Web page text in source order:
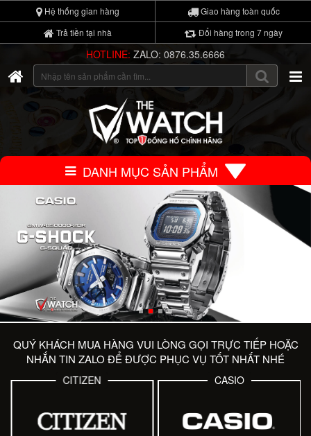
Hệ thống gian hàng
Giao hàng toàn quốc
Trả tiền tại nhà
Đổi hàng trong 7 ngày
HOTLINE: ZALO: 0876.35.6666
DANH MỤC SẢN PHẨM
QUÝ KHÁCH MUA HÀNG VUI LÒNG GỌI TRỰC TIẾP HOẶC
NHẮN TIN ZALO ĐỂ ĐƯỢC PHỤC VỤ TỐT NHẤT NHÉ
CITIZEN CASIO